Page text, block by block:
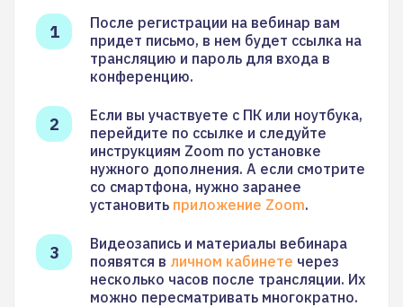
После регистрации на вебинар вам
придет письмо, в нем будет ссылка на
трансляцию и пароль для входа в
конференцию.
Если вы участвуете с ПК или ноутбука,
перейдите по ссылке и следуйте
инструкциям Zoom по установке
нужного дополнения. А если смотрите
со смартфона, нужно заранее
установить приложение Zoom.
Видеозапись и материалы вебинара
появятся в личном кабинете через
несколько часов после трансляции. Их
можно пересматривать многократно.